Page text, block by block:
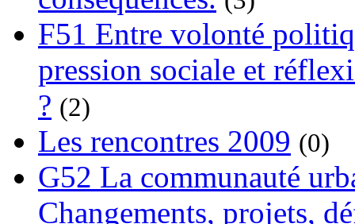
F51 Entre volonté
pression sociale et
? (2)
Les rencontres 2009 (0)
G52 La communauté
Changements, projets,